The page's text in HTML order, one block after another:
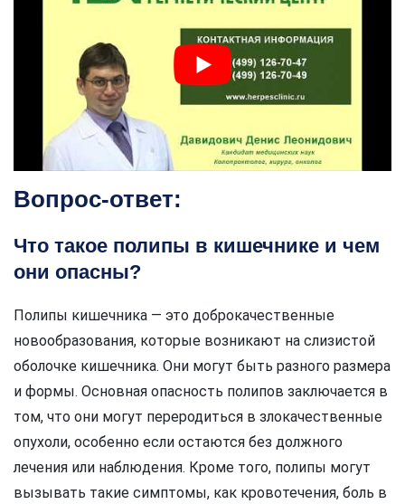
Вопрос-ответ:
Что такое полипы в кишечнике и чем
они опасны?
Полипы кишечника — это доброкачественные
новообразования, которые возникают на слизистой
оболочке кишечника. Они могут быть разного размера
и формы. Основная опасность полипов заключается в
том, что они могут переродиться в злокачественные
опухоли, особенно если остаются без должного
лечения или наблюдения. Кроме того, полипы могут
вызывать такие симптомы, как кровотечения, боль в